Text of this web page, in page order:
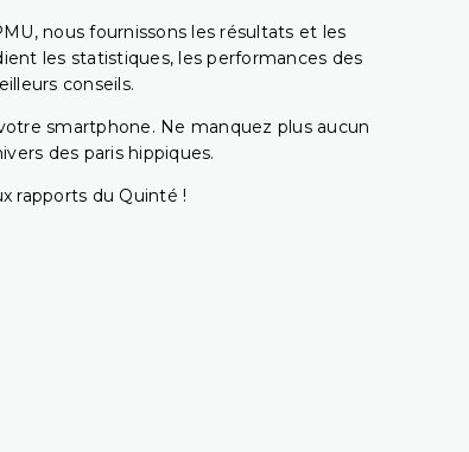
nous fournissons les résultats et les
les statistiques, les performances des
conseils.
smartphone. Ne manquez plus aucun
des paris hippiques.
rapports du Quinté !